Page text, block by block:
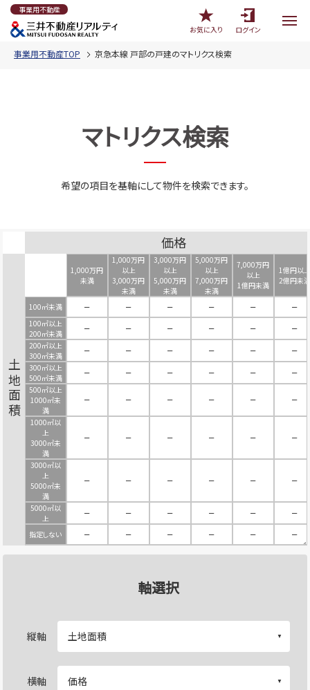
事業用不動産
お気に入り
ログイン
事業用不動産TOP 京急本線 戸部の戸建のマトリクス検索
マトリクス検索
希望の項目を基軸にして物件を検索できます。
価格
土地面積
1,000万円
未満
1,000万円
以上
3,000万円
未満
3,000万円
以上
5,000万円
未満
5,000万円
以上
7,000万円
未満
7,000万円
以上
1億円未満
1億円以上
2億円未満
100㎡未満 － － － － －
－
100㎡以上
200㎡未満
－ － － － －
－
200㎡以上
300㎡未満
－ － － － －
－
300㎡以上
500㎡未満
－ － － － －
－
500㎡以上
1000㎡未
満
－ － － － － －
1000㎡以
上
3000㎡未
満
－ － － － － －
3000㎡以
上
5000㎡未
満
－ － － － － －
5000㎡以
上
－ － － － － －
指定しない － － － － － －
軸選択
縦軸
横軸